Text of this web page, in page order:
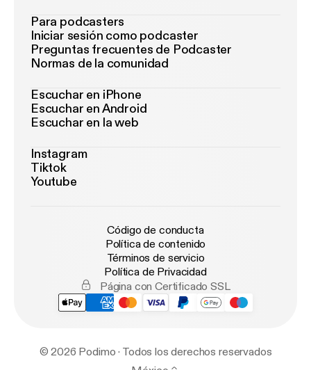
Para podcasters
Iniciar sesión como podcaster
Preguntas frecuentes de Podcaster
Normas de la comunidad
Escuchar en iPhone
Escuchar en Android
Escuchar en la web
Instagram
Tiktok
Youtube
Código de conducta
Política de contenido
Términos de servicio
Política de Privacidad
Página con Certificado SSL
© 2026 Podimo · Todos los derechos reservados